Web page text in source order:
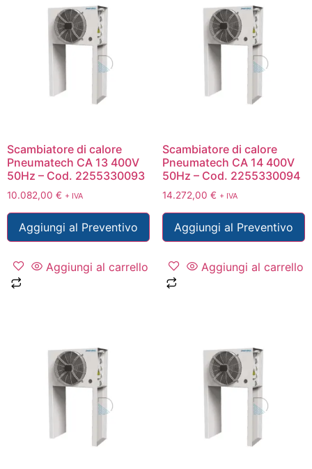
Scambiatore di calore
Pneumatech CA 13 400V
50Hz – Cod. 2255330093
10.082,00 € + IVA
Aggiungi al Preventivo
Aggiungi al carrello
Scambiatore di calore
Pneumatech CA 14 400V
50Hz – Cod. 2255330094
14.272,00 € + IVA
Aggiungi al Preventivo
Aggiungi al carrello